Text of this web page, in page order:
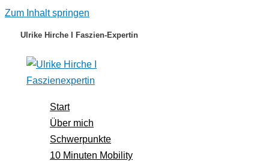
Zum Inhalt springen
Ulrike Hirche I Faszien-Expertin
Start
Über mich
Schwerpunkte
10 Minuten Mobility